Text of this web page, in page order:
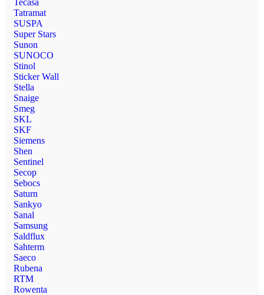
Tecasa
Tatramat
SUSPA
Super Stars
Sunon
SUNOCO
Stinol
Sticker Wall
Stella
Snaige
Smeg
SKL
SKF
Siemens
Shen
Sentinel
Secop
Sebocs
Saturn
Sankyo
Sanal
Samsung
Saldflux
Sahterm
Saeco
Rubena
RTM
Rowenta